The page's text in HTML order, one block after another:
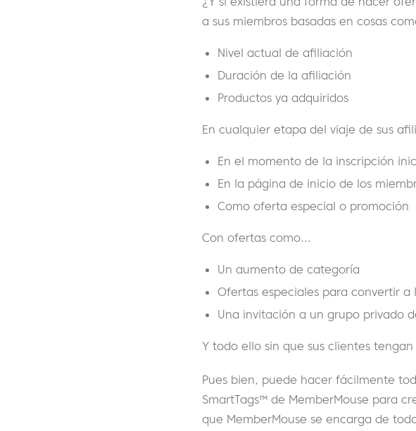
a sus miembros basadas en cosas
Nivel actual de afiliación
Duración de la afiliación
Productos ya adquiridos
En cualquier etapa del viaje de sus
En el momento de la inscripción
En la página de inicio de los
Como oferta especial o promoción
Con ofertas como...
Un aumento de categoría
Ofertas especiales para convertir
Una invitación a un grupo privado
Y todo ello sin que sus clientes
Pues bien, puede hacer fácilmente
SmartTags™ de MemberMouse para
que MemberMouse se encarga de